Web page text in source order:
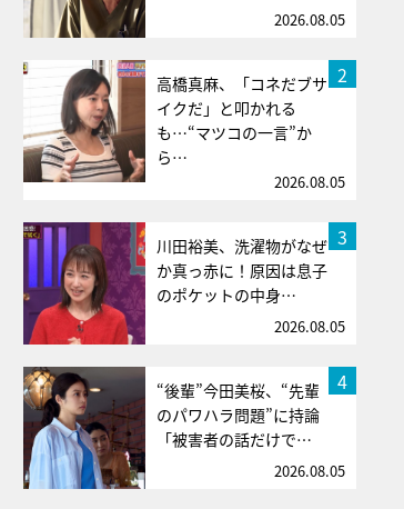
2026.08.05
2
高橋真麻、「コネだブサ
イクだ」と叩かれる
も…“マツコの一言”か
ら…
2026.08.05
3
川田裕美、洗濯物がなぜ
か真っ赤に！原因は息子
のポケットの中身…
2026.08.05
4
“後輩”今田美桜、“先輩
のパワハラ問題”に持論
「被害者の話だけで…
2026.08.05